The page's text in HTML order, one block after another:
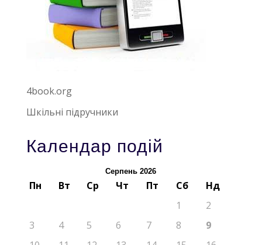
4book.org
Шкільні підручники
Календар подій
Серпень 2026
Пн Вт Ср Чт Пт Сб
Нд
1
2
3
4 5 6 7 8
9